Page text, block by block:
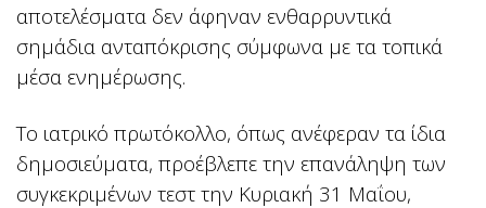
αποτελέσματα δεν άφηναν ενθαρρυντικά
σημάδια ανταπόκρισης σύμφωνα με τα τοπικά
μέσα ενημέρωσης.
Το ιατρικό πρωτόκολλο, όπως ανέφεραν τα ίδια
δημοσιεύματα, προέβλεπε την επανάληψη των
συγκεκριμένων τεστ την Κυριακή 31 Μαΐου,